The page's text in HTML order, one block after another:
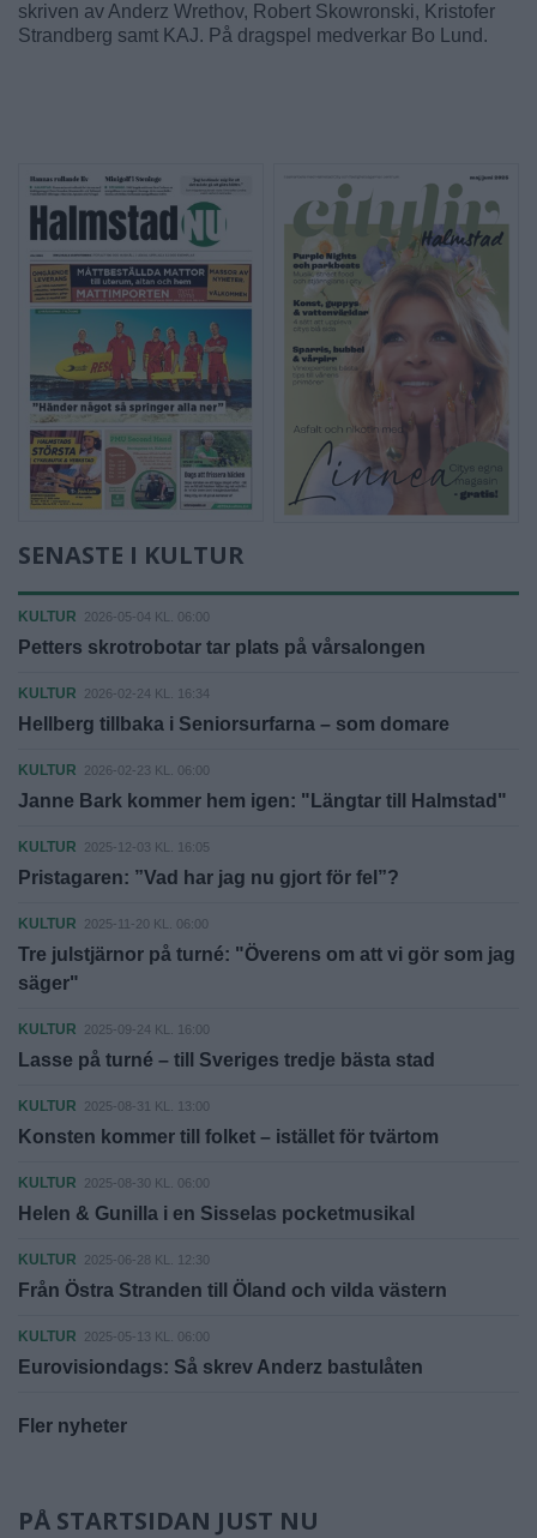
skriven av Anderz Wrethov, Robert Skowronski, Kristofer
Strandberg samt KAJ. På dragspel medverkar Bo Lund.
SENASTE I KULTUR
KULTUR 2026-05-04 KL. 06:00
Petters skrotrobotar tar plats på vårsalongen
KULTUR 2026-02-24 KL. 16:34
Hellberg tillbaka i Seniorsurfarna – som domare
KULTUR 2026-02-23 KL. 06:00
Janne Bark kommer hem igen: "Längtar till Halmstad"
KULTUR 2025-12-03 KL. 16:05
Pristagaren: ”Vad har jag nu gjort för fel”?
KULTUR 2025-11-20 KL. 06:00
Tre julstjärnor på turné: "Överens om att vi gör som jag
säger"
KULTUR 2025-09-24 KL. 16:00
Lasse på turné – till Sveriges tredje bästa stad
KULTUR 2025-08-31 KL. 13:00
Konsten kommer till folket – istället för tvärtom
KULTUR 2025-08-30 KL. 06:00
Helen & Gunilla i en Sisselas pocketmusikal
KULTUR 2025-06-28 KL. 12:30
Från Östra Stranden till Öland och vilda västern
KULTUR 2025-05-13 KL. 06:00
Eurovisiondags: Så skrev Anderz bastulåten
Fler nyheter
PÅ STARTSIDAN JUST NU